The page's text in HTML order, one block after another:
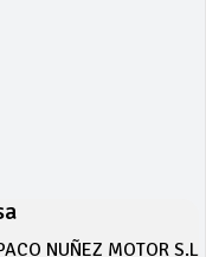
NUÑEZ MOTOR S.L